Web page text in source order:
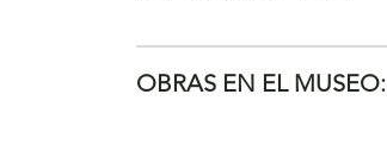
OBRAS EN EL MUSEO: